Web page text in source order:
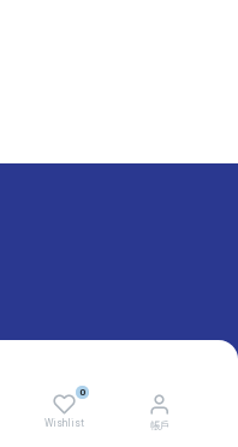
0
Wishlist 帳戶